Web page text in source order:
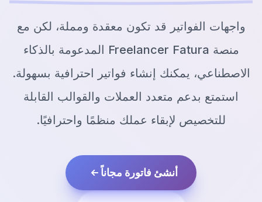
واجهات الفواتير قد تكون معقدة ومملة، لكن مع
منصة Freelancer Fatura المدعومة بالذكاء
الاصطناعي، يمكنك إنشاء فواتير احترافية بسهولة.
استمتع بدعم متعدد العملات والقوالب القابلة
للتخصيص لإبقاء عملك منظمًا واحترافيًا.
أنشئ فاتورة مجاناً